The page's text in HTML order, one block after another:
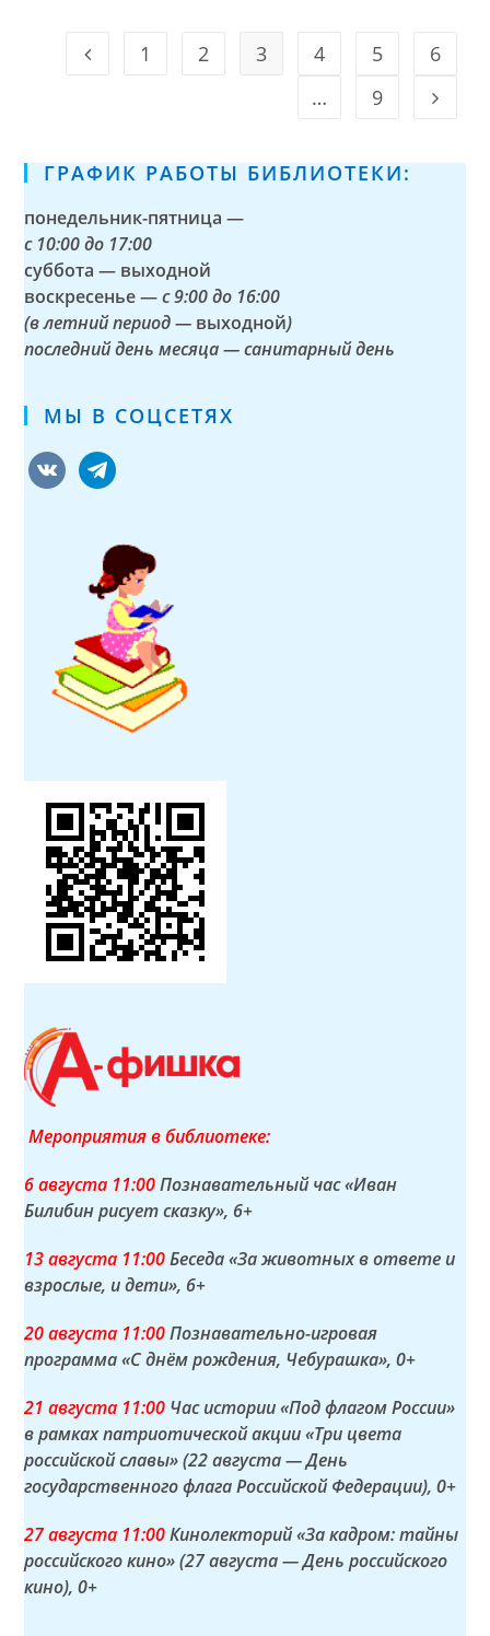
Go to the previous page
1 2 3 4 5
6
…
9 Go to
ГРАФИК РАБОТЫ БИБЛИОТЕКИ:
понедельник-пятница —
с 10:00 до 17:00
суббота — выходной
воскресенье —с 9:00 до 16:00
(в летний период — выходной)
последний день месяца — санитарный день
МЫ В СОЦСЕТЯХ
vkontaktetelegram
Мероприятия в библиотеке:
6 августа 11:00Познавательный час «Иван
Билибин рисует сказку», 6+
13 августа 11:00Беседа «За животных в ответе и
взрослые, и дети», 6+
20 августа 11:00Познавательно-игровая
программа «С днём рождения, Чебурашка», 0+
21 августа 11:00 Час истории «Под флагом России»
в рамках патриотической акции «Три цвета
российской славы» (22 августа — День
государственного флага Российской Федерации), 0+
27 августа 11:00Кинолекторий «За кадром: тайны
российского кино» (27 августа — День российского
кино), 0+